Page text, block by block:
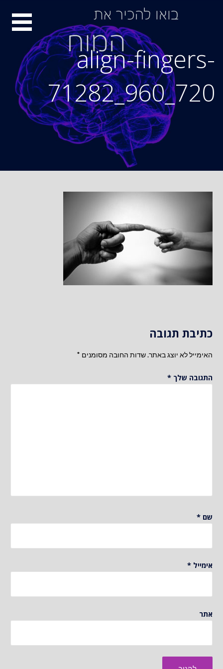
align-fingers-
71282_960_720
כתיבת תגובה
האימייל לא יוצג באתר.שדות החובה מסומנים *
התגובה שלך *
שם *
אימייל *
אתר